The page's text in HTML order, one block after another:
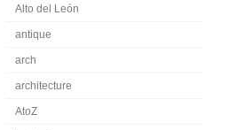
Alto del León
antique
arch
architecture
AtoZ